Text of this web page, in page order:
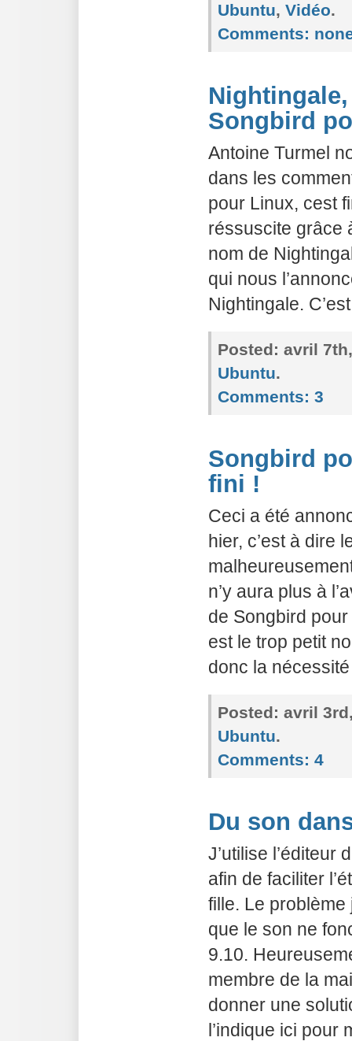
Ubuntu, Vidéo.
Comments:
Songbird
Antoine Turmel
dans les
pour Linux, cest
réssuscite grâce
nom de
qui nous
Nightingale.
Posted: avril
Ubuntu.
Comments: 3
Songbird
fini !
Ceci a été
hier, c’est à dire
n’y aura plus à
de Songbird
est le trop petit
donc la
Posted: avril
Ubuntu.
Comments: 4
Du son
J’utilise l’éditeur
afin de faciliter
fille. Le problème
que le son ne
9.10.
membre de la
donner une
l’indique ici pour